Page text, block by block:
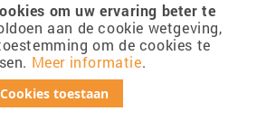
om uw ervaring beter te
aan de cookie wetgeving,
om de cookies te
Meer informatie.
Cookies toestaan
Oosterik